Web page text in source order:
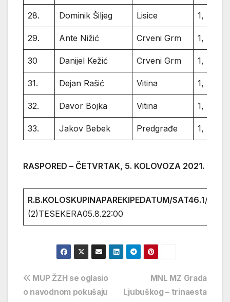
28. Dominik Šiljeg Lisice 1,
29. Ante Nižić Crveni Grm 1,
30 Danijel Kežić Crveni Grm 1,
31. Dejan Rašić Vitina 1,
32. Davor Bojka Vitina 1,
33. Jakov Bebek Predgrađe 1,
RASPORED – ČETVRTAK, 5. KOLOVOZA 2021.
R.B.KOLOSKUPINAPAREKIPEDATUM/SAT46.1/
(2)TESEKERA05.8.22:00
Navigacija
MNL MZ Grada
Ljubuškog – trinaesta
MUP ŽZH se oglasio
o navodnom pokušaju